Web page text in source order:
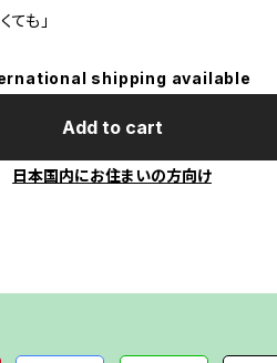
ても」
shipping available
Add to cart
日本国内にお住まいの方向け